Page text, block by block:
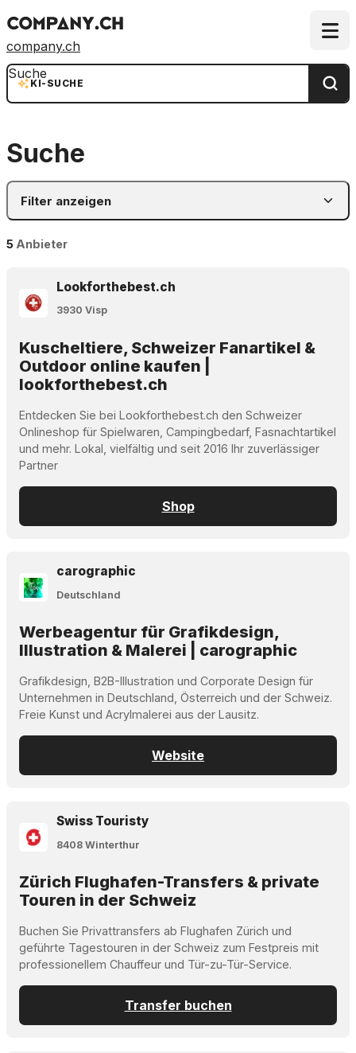
company.ch
KI-SUCHE
Suche
Suche
Filter anzeigen
5 Anbieter
Lookforthebest.ch
3930 Visp
Kuscheltiere, Schweizer Fanartikel &
Outdoor online kaufen |
lookforthebest.ch
Entdecken Sie bei Lookforthebest.ch den Schweizer
Onlineshop für Spielwaren, Campingbedarf, Fasnachtartikel
und mehr. Lokal, vielfältig und seit 2016 Ihr zuverlässiger
Partner
Shop
carographic
Deutschland
Werbeagentur für Grafikdesign,
Illustration & Malerei | carographic
Grafikdesign, B2B-Illustration und Corporate Design für
Unternehmen in Deutschland, Österreich und der Schweiz.
Freie Kunst und Acrylmalerei aus der Lausitz.
Website
Swiss Touristy
8408 Winterthur
Zürich Flughafen-Transfers & private
Touren in der Schweiz
Buchen Sie Privattransfers ab Flughafen Zürich und
geführte Tagestouren in der Schweiz zum Festpreis mit
professionellem Chauffeur und Tür-zu-Tür-Service.
Transfer buchen